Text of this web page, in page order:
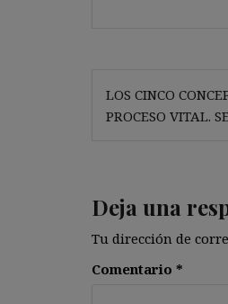
de
LOS CINCO
PROCESO VITAL.
Deja una
Tu dirección de
Comentario *